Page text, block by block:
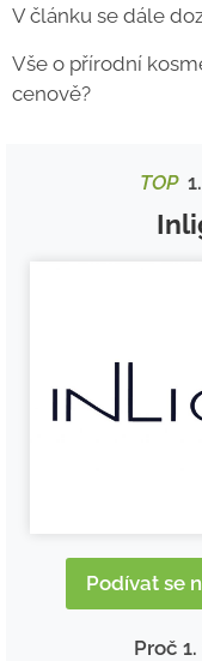
V článku se dále
Vše o přírodní
cenově?
TOP1.
Podívat se
Proč